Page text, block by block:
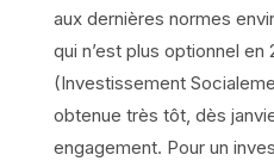
aux dernières normes
qui n’est plus optionnel en
(Investissement
obtenue très tôt, dès
engagement. Pour un